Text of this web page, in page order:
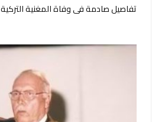
تفاصيل صادمة في وفاة المغنية التركية Güllü.. ابنتها قتلتها عمداً